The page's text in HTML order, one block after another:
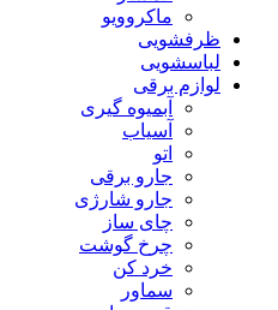
ماکروویو
ظرفشویی
لباسشویی
لوازم برقی
آبمیوه گیری
آسیاب
اتو
جارو برقی
جارو شارژی
چای ساز
چرخ گوشت
خرد کن
سماور